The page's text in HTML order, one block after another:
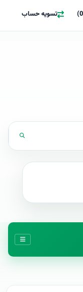
تسویه حساب